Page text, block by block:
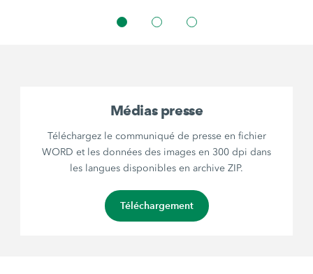
Médias presse
Téléchargez le communiqué de presse en fichier
WORD et les données des images en 300 dpi dans
les langues disponibles en archive ZIP.
Téléchargement